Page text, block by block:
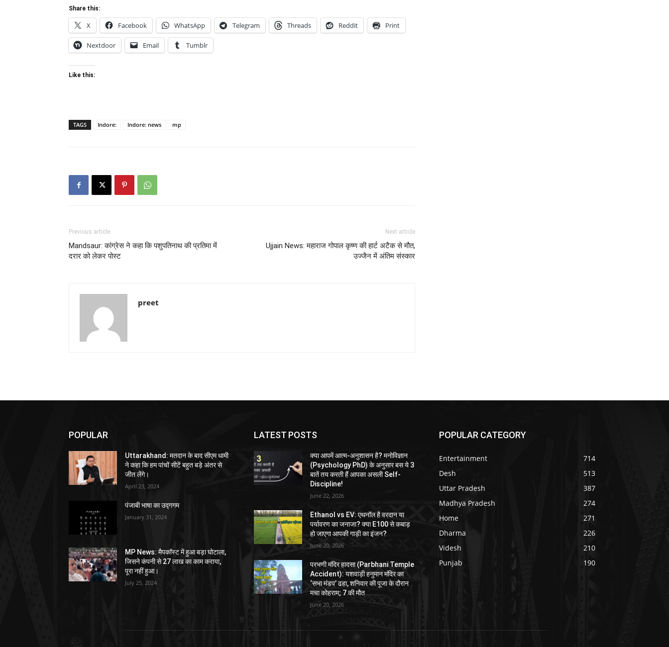
Share this:
X Facebook WhatsApp Telegram Threads Reddit Print
Nextdoor Email Tumblr
Like this:
TAGS Indore: Indore: news mp
Previous article
Mandsaur: कांग्रेस ने कहा कि पशुपतिनाथ की प्रतिमा में
दरार को लेकर पोस्ट
Next article
Ujjain News: महाराज गोपाल कृष्ण की हार्ट अटैक से मौत,
उज्जैन में अंतिम संस्कार
preet
POPULAR
Uttarakhand: मतदान के बाद सीएम धामी
ने कहा कि हम पांचों सीटें बहुत बड़े अंतर से
जीत लेंगे।
April 23, 2024
पंजाबी भाषा का उद्गगम
January 31, 2024
MP News: मैपकॉस्ट में हुआ बड़ा घोटाला,
जिसने कंपनी से 27 लाख का काम कराया,
पूरा नहीं हुआ।
July 25, 2024
LATEST POSTS
क्या आपमें आत्म-अनुशासन है? मनोविज्ञान
(Psychology PhD) के अनुसार बस ये 3
बातें तय करती हैं आपका असली Self-
Discipline!
June 22, 2026
Ethanol vs EV: एथनॉल है वरदान या
पर्यावरण का जनाजा? क्या E100 से कबाड़
हो जाएगा आपकी गाड़ी का इंजन?
June 20, 2026
परभणी मंदिर हादसा (Parbhani Temple
Accident): यशवाड़ी हनुमान मंदिर का
‘सभा मंडप’ ढहा, शनिवार की पूजा के दौरान
मचा कोहराम; 7 की मौत
June 20, 2026
POPULAR CATEGORY
Entertainment
714
Desh
513
Uttar Pradesh
387
Madhya Pradesh
274
Home
271
Dharma
226
Videsh
210
Punjab
190